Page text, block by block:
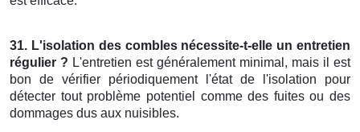
31. L'isolation des combles nécessite-t-elle un entretien
régulier ? L'entretien est généralement minimal, mais il est
bon de vérifier périodiquement l'état de l'isolation pour
détecter tout problème potentiel comme des fuites ou des
dommages dus aux nuisibles.